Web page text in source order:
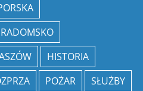
RADOMSKO
HISTORIA
POŻAR SŁUŻBY